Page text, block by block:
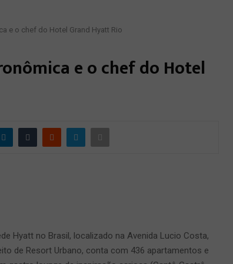
e o chef do Hotel Grand Hyatt Rio
e o chef do Hotel
Hyatt no Brasil, localizado na Avenida Lucio Costa,
de Resort Urbano, conta com 436 apartamentos e